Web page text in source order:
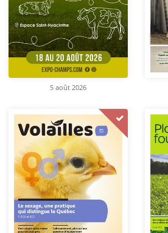
5 août 2026